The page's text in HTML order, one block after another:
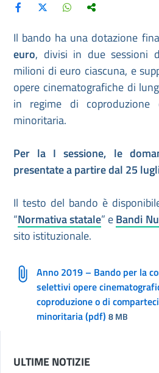
Il bando ha una dotazione
euro, divisi in due sessioni
milioni di euro ciascuna, e
opere cinematografiche di
in regime di coproduzione
minoritaria.
Per la I sessione, le
presentate a partire dal 25
Il testo del bando è
“Normativa statale” eBandi
sito istituzionale.
Anno 2019 – Bando per la
selettivi opere
coproduzione o di
minoritaria (pdf) 8 MB
ULTIME NOTIZIE